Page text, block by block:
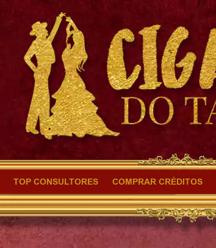
TOP CONSULTORES COMPRAR CRÉDITOS